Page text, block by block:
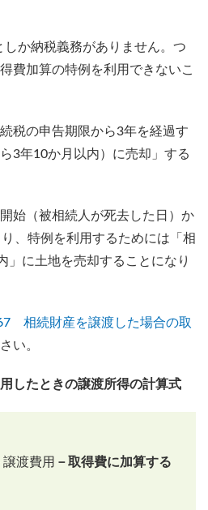
か納税義務がありません。つ
費加算の特例を利用できないこ
税の申告期限から3年を経過す
3年10か月以内）に売却」する
始（被相続人が死去した日）か
、特例を利用するためには「相
」に土地を売却することになり
相続財産を譲渡した場合の取
い。
したときの譲渡所得の計算式
渡費用 －取得費に加算する